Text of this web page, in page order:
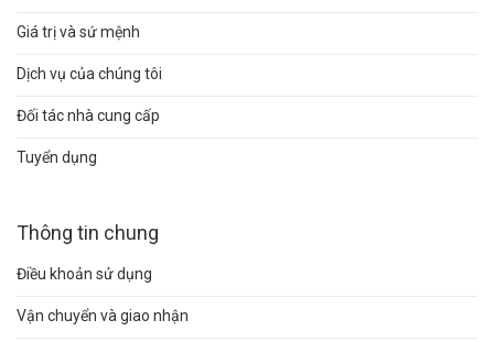
Giá trị và sứ mệnh
Dịch vụ của chúng tôi
Đối tác nhà cung cấp
Tuyển dụng
Thông tin chung
Điều khoản sử dụng
Vận chuyển và giao nhận